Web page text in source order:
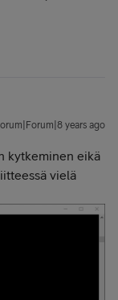
years ago
kytkeminen eikä
vielä